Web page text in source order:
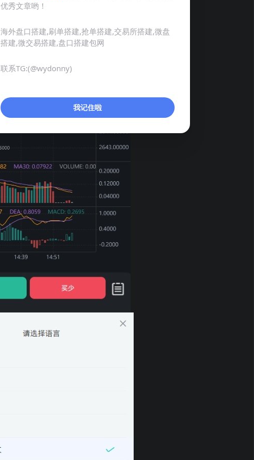
优秀文章哟！
海外盘口搭建,刷单搭建,抢单搭建,交易所搭建,微盘
搭建,微交易搭建,盘口搭建包网
联系TG:(@wydonny)
我记住啦